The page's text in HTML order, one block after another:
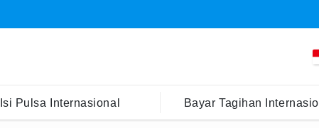
Isi Pulsa Internasional Bayar Tagihan